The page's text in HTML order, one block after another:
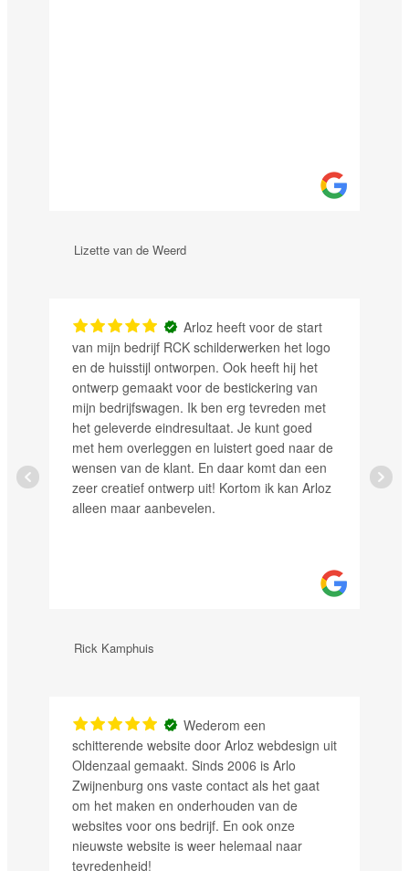
van de Weerd
Arloz heeft voor de start
mijn bedrijf RCK schilderwerken het logo
de huisstijl ontworpen. Ook heeft hij het
gemaakt voor de bestickering van
bedrijfswagen. Ik ben erg tevreden met
geleverde eindresultaat. Je kunt goed
hem overleggen en luistert goed naar de
van de klant. En daar komt dan een
creatief ontwerp uit! Kortom ik kan Arloz
maar aanbevelen.
Wederom een
website door Arloz webdesign uit
gemaakt. Sinds 2006 is Arlo
ons vaste contact als het gaat
het maken en onderhouden van de
voor ons bedrijf. En ook onze
website is weer helemaal naar
de